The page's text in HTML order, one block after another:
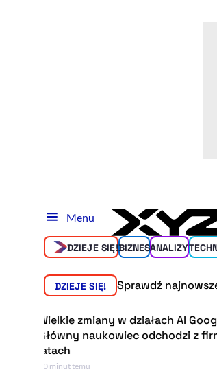
Menu
DZIEJE SIĘ!BIZNESANALIZY
DZIEJE SIĘ! Sprawdź
zmiany w działach AI Google.
naukowiec odchodzi z firmy po 27